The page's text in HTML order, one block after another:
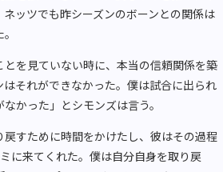
ッツでも昨シーズンのボーンとの関係は
とを見ていない時に、本当の信頼関係を築
はそれができなかった。僕は試合に出られ
かった」とシモンズは言う。
戻すために時間をかけたし、彼はその過程
に来てくれた。僕は自分自身を取り戻